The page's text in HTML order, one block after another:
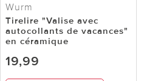
Wurm
Tirelire "Valise avec
autocollants de vacances"
en céramique
19,99